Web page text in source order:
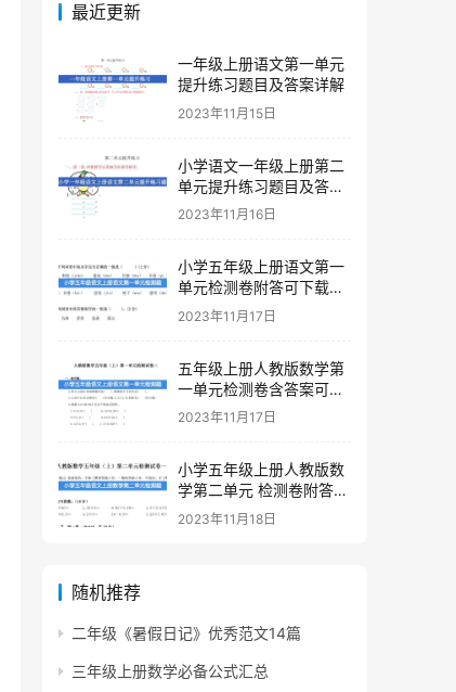
最近更新
一年级上册语文第一单元
提升练习题目及答案详解
2023年11月15日
小学语文一年级上册第二
单元提升练习题目及答案
下载
2023年11月16日
小学五年级上册语文第一
单元检测卷附答可下载打
印
2023年11月17日
五年级上册人教版数学第
一单元检测卷含答案可下
载打印
2023年11月17日
小学五年级上册人教版数
学第二单元 检测卷附答案
下载
2023年11月18日
随机推荐
二年级《暑假日记》优秀范文14篇
三年级上册数学必备公式汇总